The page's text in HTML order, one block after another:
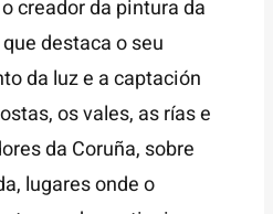
creador da pintura da
destaca o seu
da luz e a captación
os vales, as rías e
da Coruña, sobre
lugares onde o